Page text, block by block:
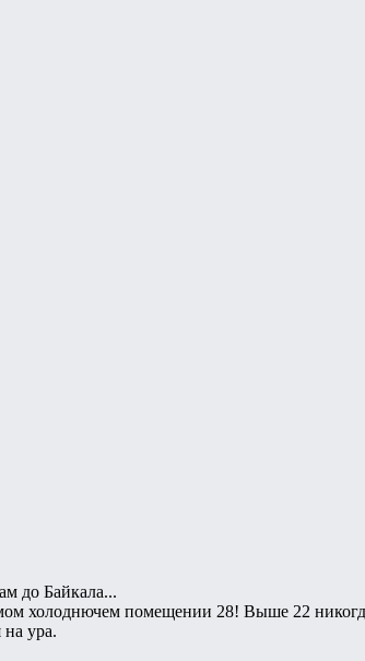
до Байкала...
холоднючем помещении 28! Выше 22
ура.